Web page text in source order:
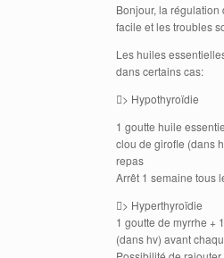
Bonjour, la régulation
facile et les troubles
Les huiles
dans certains cas:
> Hypothyroïdie
1 goutte huile
clou de girofle (dans
repas
Arrêt 1 semaine tous
> Hyperthyroïdie
1 goutte de myrrhe +
(dans hv) avant